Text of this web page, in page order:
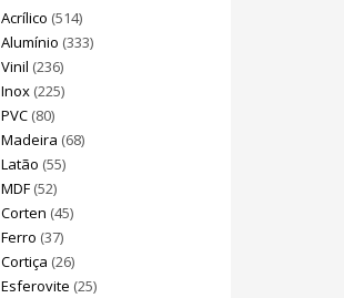
Acrílico (514)
Alumínio (333)
Vinil (236)
Inox(225)
PVC(80)
Madeira (68)
Latão (55)
MDF(52)
Corten (45)
Ferro (37)
Cortiça (26)
Esferovite (25)